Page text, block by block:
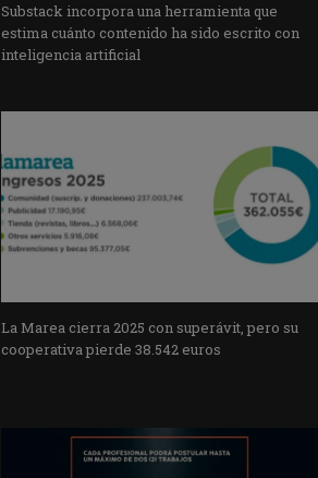
Substack incorpora una herramienta que
estima cuánto contenido ha sido escrito con
inteligencia artificial
La Marea cierra 2025 con superávit, pero su
cooperativa pierde 38.542 euros